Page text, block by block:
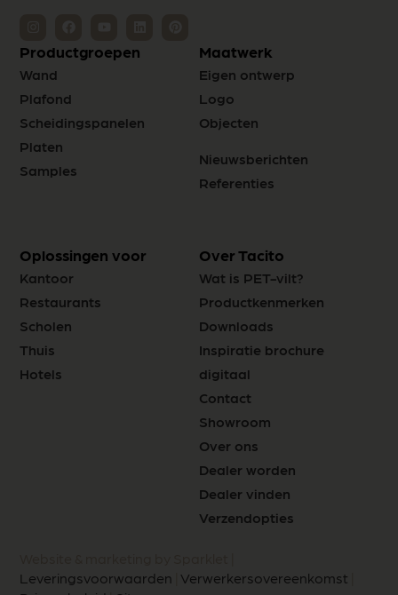
Productgroepen
Wand
Plafond
Scheidingspanelen
Platen
Samples
Maatwerk
Eigen ontwerp
Logo
Objecten
Nieuwsberichten
Referenties
Oplossingen voor
Kantoor
Restaurants
Scholen
Thuis
Hotels
Over Tacito
Wat is PET-vilt?
Productkenmerken
Downloads
Inspiratie brochure
digitaal
Contact
Showroom
Over ons
Dealer worden
Dealer vinden
Verzendopties
Leveringsvoorwaarden Verwerkersovereenkomst